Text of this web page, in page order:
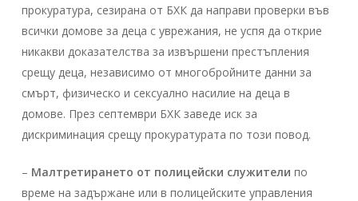
прокуратура, сезирана от БХК да направи проверки във
всички домове за деца с уврежания, не успя да открие
никакви доказателства за извършени престъпления
срещу деца, независимо от многобройните данни за
смърт, физическо и сексуално насилие на деца в
домове. През септември БХК заведе иск за
дискриминация срещу прокуратурата по този повод.
– Mалтретирането от полицейски служители по
време на задържане или в полицейските управления